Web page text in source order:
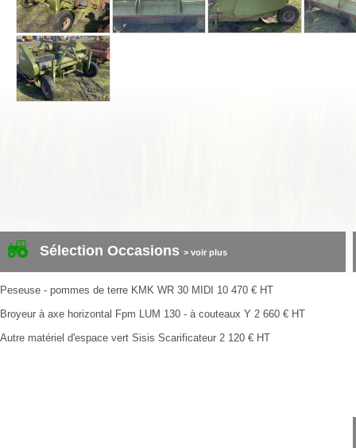
Sélection Occasions > voir plus
Peseuse - pommes de terre KMK WR 30 MIDI 10 470 € HT
Broyeur à axe horizontal Fpm LUM 130 - à couteaux Y 2 660 € HT
Autre matériel d'espace vert Sisis Scarificateur 2 120 € HT